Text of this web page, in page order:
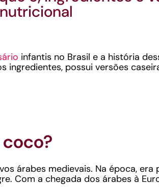
nutricional
infantis no Brasil e a história
possui versões
árabes medievais. Na época,
Com a chegada dos árabes à